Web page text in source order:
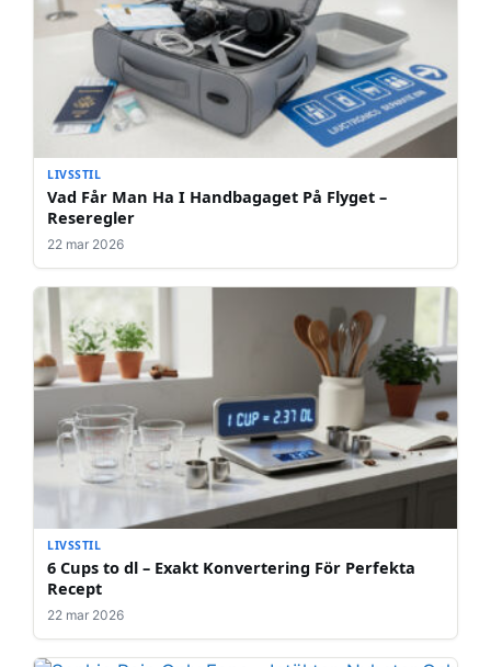
LIVSSTIL
Vad Får Man Ha I Handbagaget På Flyget –
Reseregler
22 mar 2026
LIVSSTIL
6 Cups to dl – Exakt Konvertering För Perfekta
Recept
22 mar 2026